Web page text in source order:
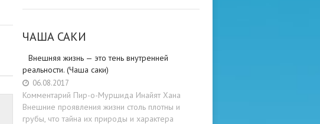
ЧАША САКИ
Внешняя жизнь — это тень внутренней
реальности. (Чаша саки)
06.08.2017
Комментарий Пир-о-Муршида Инайят Хана
Внешние проявления жизни столь плотны и
грубы, что тайна их природы и характера